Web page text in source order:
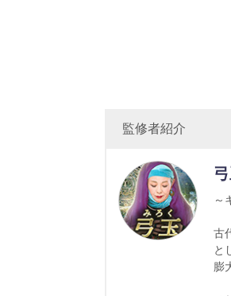
監修者紹介
～
古
と
膨